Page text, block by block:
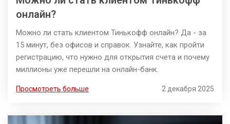
онлайн?
Можно ли стать клиентом Тинькофф онлайн? Да - за
15 минут, без офисов и справок. Узнайте, как пройти
регистрацию, что нужно для открытия счета и почему
миллионы уже перешли на онлайн-банк.
Просмотреть больше 2 декабря 2025